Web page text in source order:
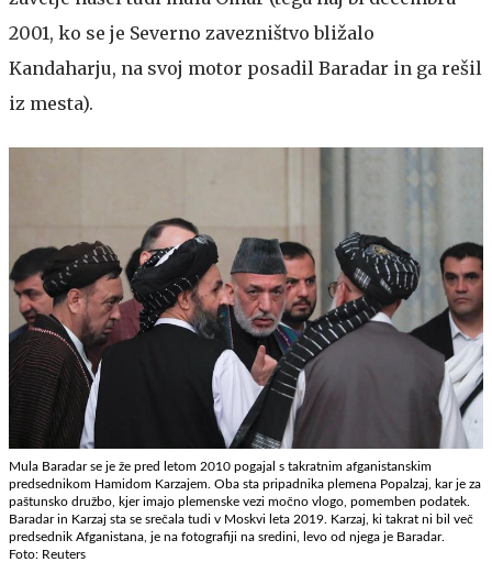
2001, ko se je Severno zavezništvo bližalo
Kandaharju, na svoj motor posadil Baradar in ga rešil
iz mesta).
Mula Baradar se je že pred letom 2010 pogajal s takratnim afganistanskim
predsednikom Hamidom Karzajem. Oba sta pripadnika plemena Popalzaj, kar je za
paštunsko družbo, kjer imajo plemenske vezi močno vlogo, pomemben podatek.
Baradar in Karzaj sta se srečala tudi v Moskvi leta 2019. Karzaj, ki takrat ni bil več
predsednik Afganistana, je na fotografiji na sredini, levo od njega je Baradar.
Foto: Reuters